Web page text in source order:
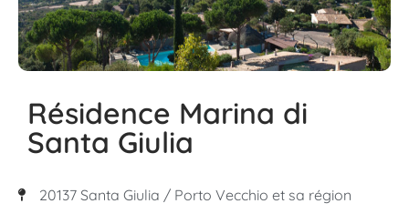
Résidence Marina di
Santa Giulia
20137 Santa Giulia / Porto Vecchio et sa région